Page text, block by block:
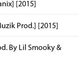
[2015]
Prod.] [2015]
By Lil Smooky &